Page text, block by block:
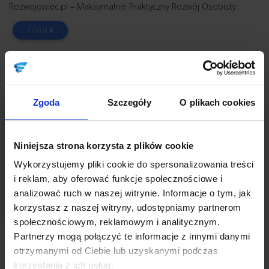
Zgoda Szczegóły O plikach cookies
Niniejsza strona korzysta z plików cookie
Wykorzystujemy pliki cookie do spersonalizowania treści
i reklam, aby oferować funkcje społecznościowe i
analizować ruch w naszej witrynie. Informacje o tym, jak
korzystasz z naszej witryny, udostępniamy partnerom
społecznościowym, reklamowym i analitycznym.
Partnerzy mogą połączyć te informacje z innymi danymi
otrzymanymi od Ciebie lub uzyskanymi podczas
korzystania z ich usług.
Rozwojowiec.pl – Maksymalnie Praktyczny Rozwój Osobisty.
CZYTAJ
STRATEGIA
A gdyby tak zrobić w firmie mały… pivocik?